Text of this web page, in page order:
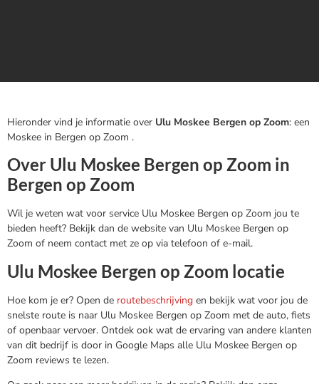
Hieronder vind je informatie over Ulu Moskee Bergen op Zoom: een
Moskee in Bergen op Zoom .
Over Ulu Moskee Bergen op Zoom in
Bergen op Zoom
Wil je weten wat voor service Ulu Moskee Bergen op Zoom jou te
bieden heeft? Bekijk dan de website van Ulu Moskee Bergen op
Zoom of neem contact met ze op via telefoon of e-mail.
Ulu Moskee Bergen op Zoom locatie
Hoe kom je er? Open de routebeschrijving en bekijk wat voor jou de
snelste route is naar Ulu Moskee Bergen op Zoom met de auto, fiets
of openbaar vervoer. Ontdek ook wat de ervaring van andere klanten
van dit bedrijf is door in Google Maps alle Ulu Moskee Bergen op
Zoom reviews te lezen.